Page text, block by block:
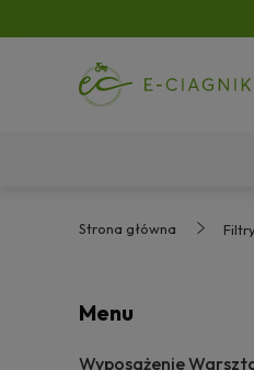
Strona główna
Menu
Wyposażenie